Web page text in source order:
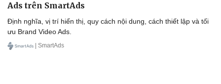
Ads trên SmartAds
Định nghĩa, vị trí hiển thị, quy cách nội dung, cách thiết lập và tối
ưu Brand Video Ads.
| SmartAds